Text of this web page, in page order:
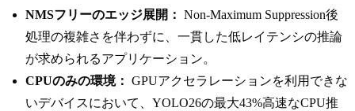
NMSフリーのエッジ展開： Non-Maximum Suppression後
処理の複雑さを伴わずに、一貫した低レイテンシの推論
が求められるアプリケーション。
CPUのみの環境： GPUアクセラレーションを利用できな
いデバイスにおいて、YOLO26の最大43%高速なCPU推